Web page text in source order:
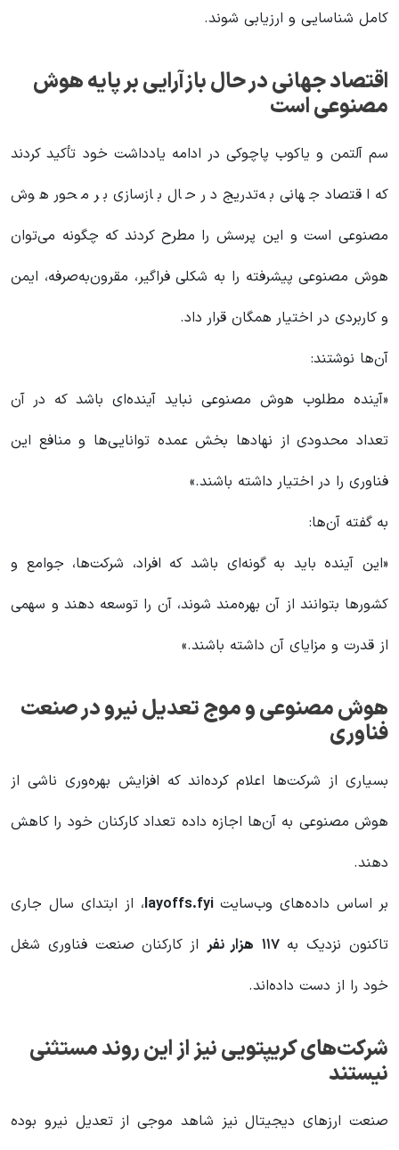
کامل شناسایی و ارزیابی شوند.
اقتصاد جهانی در حال بازآرایی بر پایه هوش
مصنوعی است
سم آلتمن و یاکوب پاچوکی در ادامه یادداشت خود تأکید کردند
که اقتصاد جهانی به‌تدریج در حال بازسازی بر محور هوش
مصنوعی است و این پرسش را مطرح کردند که چگونه می‌توان
هوش مصنوعی پیشرفته را به شکلی فراگیر، مقرون‌به‌صرفه، ایمن
و کاربردی در اختیار همگان قرار داد.
آن‌ها نوشتند:
«آینده مطلوب هوش مصنوعی نباید آینده‌ای باشد که در آن
تعداد محدودی از نهادها بخش عمده توانایی‌ها و منافع این
فناوری را در اختیار داشته باشند.»
به گفته آن‌ها:
«این آینده باید به گونه‌ای باشد که افراد، شرکت‌ها، جوامع و
کشورها بتوانند از آن بهره‌مند شوند، آن را توسعه دهند و سهمی
از قدرت و مزایای آن داشته باشند.»
هوش مصنوعی و موج تعدیل نیرو در صنعت
فناوری
بسیاری از شرکت‌ها اعلام کرده‌اند که افزایش بهره‌وری ناشی از
هوش مصنوعی به آن‌ها اجازه داده تعداد کارکنان خود را کاهش
دهند.
بر اساس داده‌های وب‌سایتlayoffs.fyi، از ابتدای سال جاری
تاکنون نزدیک به۱۱۷ هزار نفر از کارکنان صنعت فناوری شغل
خود را از دست داده‌اند.
شرکت‌های کریپتویی نیز از این روند مستثنی
نیستند
صنعت ارزهای دیجیتال نیز شاهد موجی از تعدیل نیرو بوده